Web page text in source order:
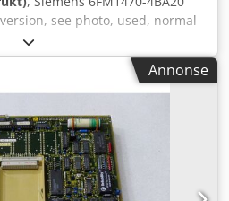
see photo, used, normal
Cjdpfsi Ed Hnex Ahboha
Annonse